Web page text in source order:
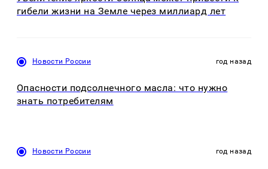
гибели жизни на Земле через миллиард лет
Новости России год назад
Опасности подсолнечного масла: что нужно
знать потребителям
Новости России год назад